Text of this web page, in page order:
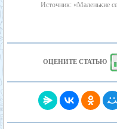
Источник: «Маленькие
ОЦЕНИТЕ СТАТЬЮ